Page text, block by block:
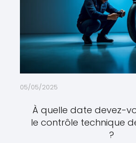
05/05/2025
À quelle date devez-
le contrôle technique
?